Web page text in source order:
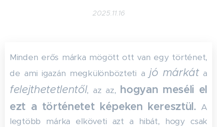
2025.11.16
Minden erős márka mögött ott van egy történet,
de ami igazán megkülönbözteti a jó márkáta
felejthetetlentől, az az, hogyan meséli el
ezt a történetet képeken keresztül.A
legtöbb márka elköveti azt a hibát, hogy csak